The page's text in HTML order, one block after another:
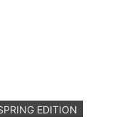
EDITION